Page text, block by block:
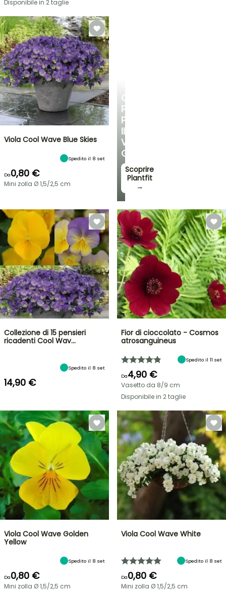
CONSIGLI
PERSONALIZZATI
PER
IL
VOSTRO
GIARDINO
Scoprire
Plantfit
→
Disponibile in 2 taglie
Viola Cool Wave Blue Skies
Spedito il 8 set
Da0,80 €
Mini zolla Ø 1,5/2,5 cm
Collezione di 15 pensieri
ricadenti Cool Wav…
Spedito il 8 set
14,90 €
Fior di cioccolato - Cosmos
atrosanguineus
Spedito il 11 set
Da4,90 €
Vasetto da 8/9 cm
Disponibile in 2 taglie
Viola Cool Wave Golden
Yellow
Spedito il 8 set
Da0,80 €
Mini zolla Ø 1,5/2,5 cm
Viola Cool Wave White
Spedito il 8 set
Da0,80 €
Mini zolla Ø 1,5/2,5 cm